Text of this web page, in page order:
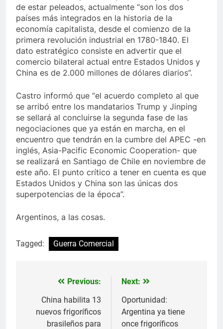
de estar peleados, actualmente “son los dos
países más integrados en la historia de la
economía capitalista, desde el comienzo de la
primera revolución industrial en 1780-1840. El
dato estratégico consiste en advertir que el
comercio bilateral actual entre Estados Unidos y
China es de 2.000 millones de dólares diarios”.
Castro informó que “el acuerdo completo al que
se arribó entre los mandatarios Trump y Jinping
se sellará al concluirse la segunda fase de las
negociaciones que ya están en marcha, en el
encuentro que tendrán en la cumbre del APEC -en
inglés, Asia-Pacific Economic Cooperation- que
se realizará en Santiago de Chile en noviembre de
este año. El punto crítico a tener en cuenta es que
Estados Unidos y China son las únicas dos
superpotencias de la época”.
Argentinos, a las cosas.
Tagged: Guerra Comercial
Navegación
entradas
Previous:
China habilita 13
nuevos frigoríficos
brasileños para
Next:
Oportunidad:
Argentina ya tiene
once frigoríficos